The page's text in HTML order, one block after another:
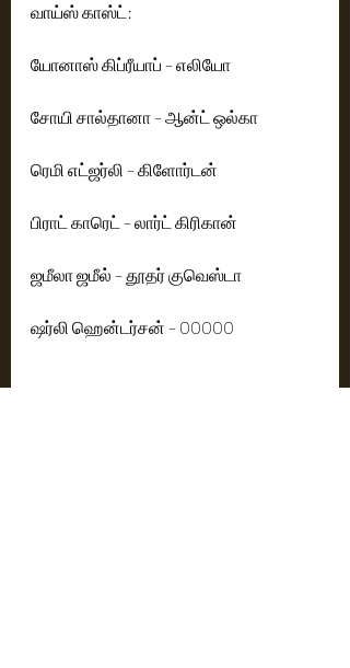
வாய்ஸ் காஸ்ட்:
யோனாஸ் கிப்ரீயாப் – எலியோ
சோயி சால்தானா – ஆன்ட் ஒல்கா
ரெமி எட்ஜர்லி – கிளோர்டன்
பிராட் காரெட் – லார்ட் கிரிகான்
ஜமீலா ஜமீல் – தூதர் குவெஸ்டா
ஷர்லி ஹென்டர்சன் – OOOOO